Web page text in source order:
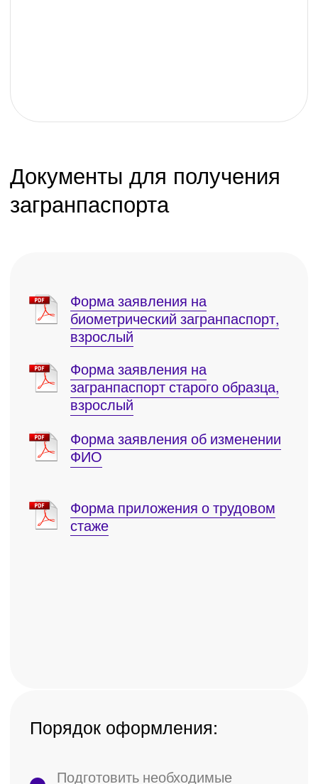
загранпаспорт
оформление заграничного паспорта
нашим клиентам - бесплатно!
250 ₽
Фото на анкету
В нашем офисе возможно сделать
фотографии на загранпаспорт
250 / 500 ₽
Хотите заказать
звонок?